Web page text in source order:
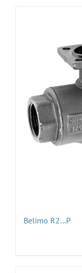
Belimo R2…P